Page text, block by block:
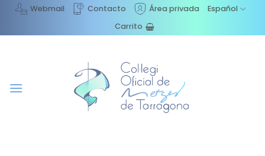
Saltar
contenido
Webmail Contacto Área privada
Español
Carrito